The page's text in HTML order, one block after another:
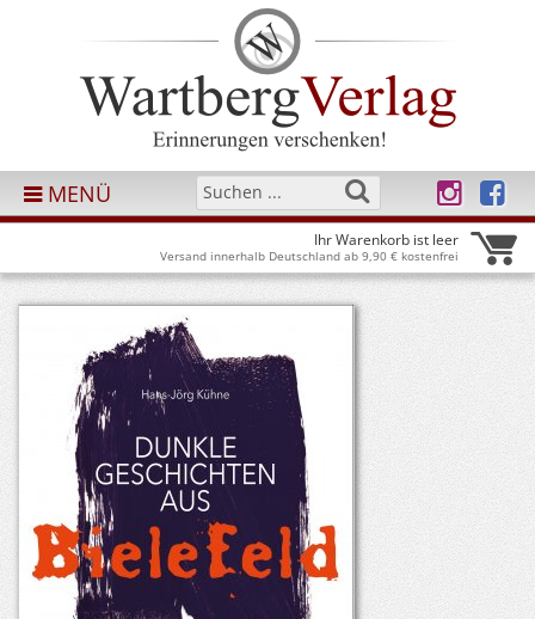
MENÜ
Ihr Warenkorb ist leer
Versand innerhalb Deutschland ab 9,90 € kostenfrei